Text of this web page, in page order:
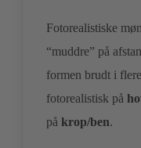
Fotorealistiske
“muddre” på
formen brudt i
fotorealistisk på
på krop/ben.